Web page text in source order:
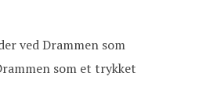
ved Drammen som
som et trykket